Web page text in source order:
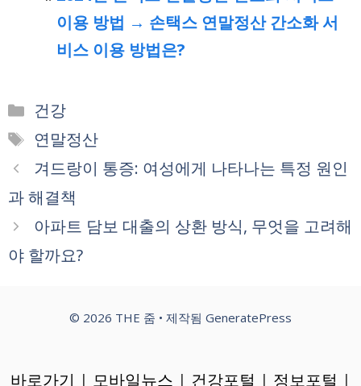
이용 방법 → 손택스 연말정산 간소화 서
비스 이용 방법은?
카
테
리
건강
태
그
연말정산
겨드랑이 통증: 여성에게 나타나는 특정 원인
과 해결책
아파트 담보 대출의 상환 방식, 무엇을 고려해
야 할까요?
© 2026 THE 줌 • 제작됨 GeneratePress
바로가기 | 모바일뉴스 | 건강포털 | 정보포털 |